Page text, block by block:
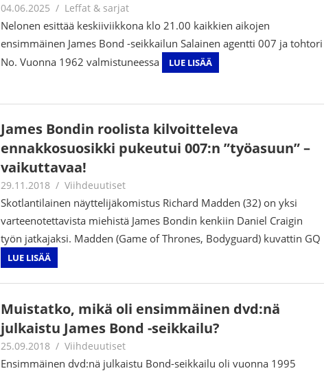
04.06.2025 Jouni Hirn
Leffat & sarjat
Nelonen esittää keskiiviikkona klo 21.00 kaikkien aikojen
ensimmäinen James Bond -seikkailun Salainen agentti 007 ja tohtori
No. Vuonna 1962 valmistuneessa
LUE LISÄÄ
James Bondin roolista kilvoitteleva
ennakkosuosikki pukeutui 007:n ”työasuun” –
vaikuttavaa!
29.11.2018 Juha Kaunisto
Viihdeuutiset
Skotlantilainen näyttelijäkomistus Richard Madden (32) on yksi
varteenotettavista miehistä James Bondin kenkiin Daniel Craigin
työn jatkajaksi. Madden (Game of Thrones, Bodyguard) kuvattin GQ
LUE LISÄÄ
Muistatko, mikä oli ensimmäinen dvd:nä
julkaistu James Bond -seikkailu?
25.09.2018 Juha Kaunisto
Viihdeuutiset
Ensimmäinen dvd:nä julkaistu Bond-seikkailu oli vuonna 1995